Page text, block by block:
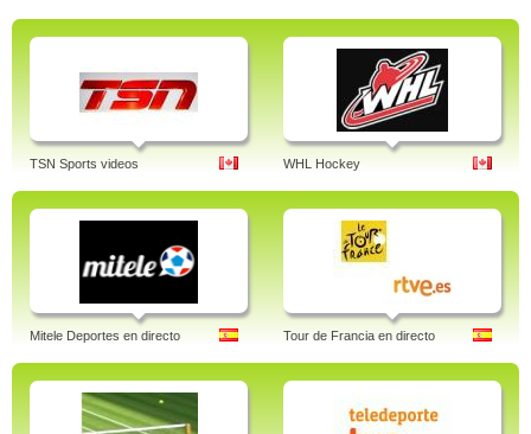
TSN Sports videos WHL Hockey
Mitele Deportes en directo Tour de Francia en directo